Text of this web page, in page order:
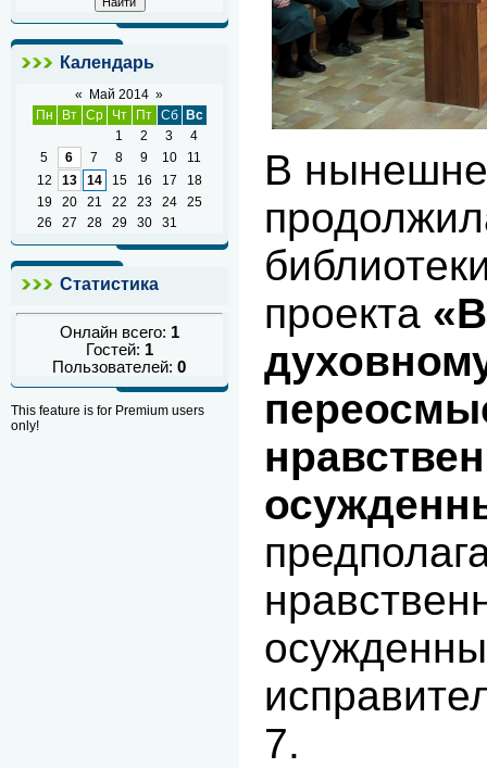
Календарь
« Май 2014 »
Пн
Вт Ср Чт Пт Сб Вс
1
2 3
4
5
6 7 8 9 10
11
12
13 14 15 16 17
18
19
20 21 22 23 24
25
26
27 28 29 30 31
Статистика
Онлайн всего: 1
Гостей: 1
Пользователей:0
This feature is for Premium users
only!
В
проекта
7.